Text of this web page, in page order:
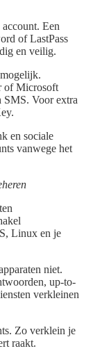
Een
of LastPass
en veilig.
of Microsoft
SMS. Voor extra
en sociale
vanwege het
Linux en je
niet.
up-to-
verkleinen
Zo verklein je
raakt.